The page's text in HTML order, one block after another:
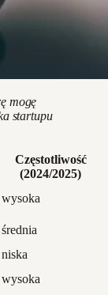
mogę
startupu
Częstotliwość
(2024/2025)
wysoka
średnia
niska
wysoka